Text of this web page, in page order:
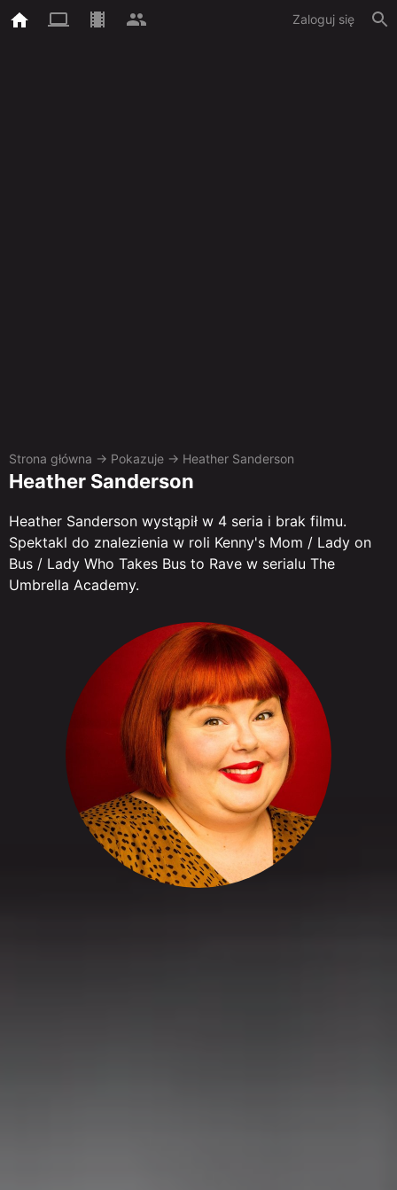
Zaloguj się
Strona główna → Pokazuje → Heather Sanderson
Heather Sanderson
Heather Sanderson wystąpił w 4 seria i brak filmu.
Spektakl do znalezienia w roli Kenny's Mom / Lady on
Bus / Lady Who Takes Bus to Rave w serialu The
Umbrella Academy.